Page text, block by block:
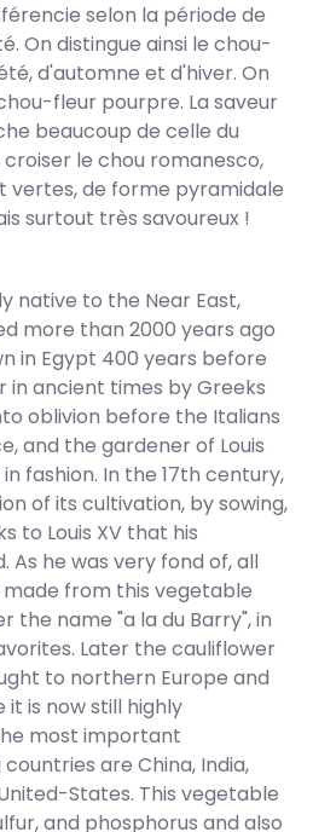
selon la période de
On distingue ainsi le chou-
d'automne et d'hiver. On
fleur pourpre. La saveur
beaucoup de celle du
le chou romanesco,
vertes, de forme pyramidale
surtout très savoureux !
native to the Near East,
more than 2000 years ago
in Egypt 400 years before
in ancient times by Greeks
oblivion before the Italians
and the gardener of Louis
in fashion. In the 17th century,
of its cultivation, by sowing,
to Louis XV that his
As he was very fond of, all
from this vegetable
the name "a la du Barry", in
Later the cauliflower
to northern Europe and
it is now still highly
most important
are China, India,
States. This vegetable
and phosphorus and also